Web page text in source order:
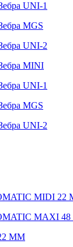
UNI-1
MGS
UNI-2
MINI
UNI-1
MGS
UNI-2
MIDI 22
MAXI
ММ